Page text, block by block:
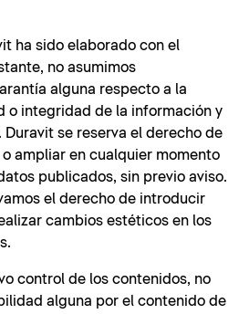
ha sido elaborado con el
no asumimos
alguna respecto a la
o integridad de la información y
se reserva el derecho de
ampliar en cualquier momento
publicados, sin previo aviso.
el derecho de introducir
cambios estéticos en los
control de los contenidos, no
alguna por el contenido de